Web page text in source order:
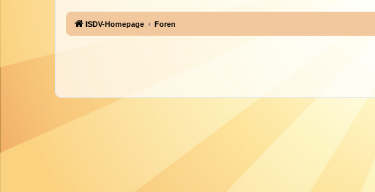
ISDV-Homepage Foren